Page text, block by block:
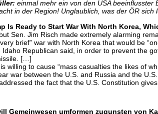
einmal mehr ein von den USA beeinflusster
in der Region! Unglaublich, was der ÖR sich
Is Ready to Start War With North Korea,
Sen. Jim Risch made extremely alarming
brief” war with North Korea that would be
Republican said, in order to prevent the
[…]
willing to cause “mass casualties the likes of
war between the U.S. and Russia and the
the fact that the U.S. Constitution
Gemeinwesen umformen zugunsten von